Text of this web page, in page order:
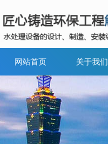
网站首页 关于我们